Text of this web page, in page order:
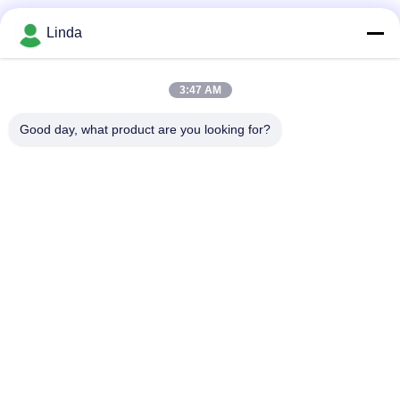
Linda
3:47 AM
Good day, what product are you looking for?